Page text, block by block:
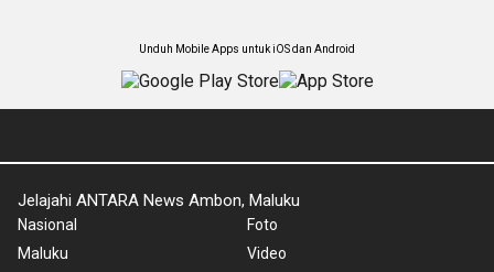
Unduh Mobile Apps untuk iOS dan Android
Jelajahi ANTARA News Ambon, Maluku
Nasional
Maluku
Foto
Video